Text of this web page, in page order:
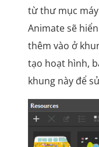
từ thư mục máy
Animate sẽ
thêm vào ở
tạo hoạt hình,
khung này để